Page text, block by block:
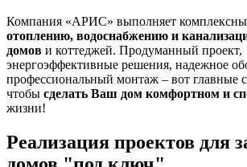
Компания «АРИС» выполняет
отоплению, водоснабжению и
домов и коттеджей. Продуманный проект,
энергоэффективные решения, надежное
профессиональный монтаж – вот главные
чтобы сделать Ваш дом комфортном и
жизни!
Реализация проектов для